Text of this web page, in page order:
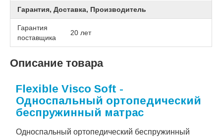
Гарантия, Доставка, Производитель
Гарантия
поставщика
20 лет
Описание товара
Flexible Visco Soft -
Односпальный ортопедический
беспружинный матрас
Односпальный ортопедический беспружинный